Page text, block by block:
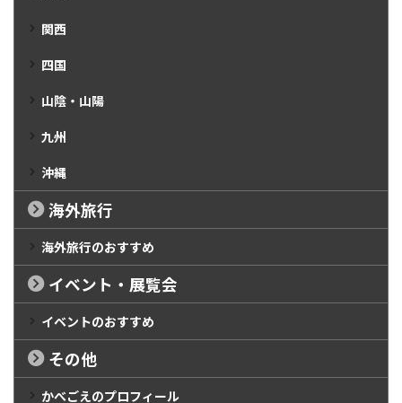
関西
四国
山陰・山陽
九州
沖縄
海外旅行
海外旅行のおすすめ
イベント・展覧会
イベントのおすすめ
その他
かべごえのプロフィール